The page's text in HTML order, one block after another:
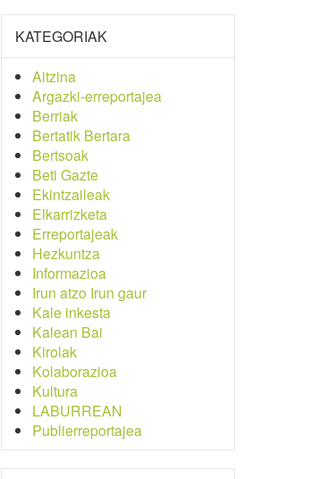
KATEGORIAK
Aitzina
Argazki-erreportajea
Berriak
Bertatik Bertara
Bertsoak
Beti Gazte
Ekintzaileak
Elkarrizketa
Erreportajeak
Hezkuntza
Informazioa
Irun atzo Irun gaur
Kale inkesta
Kalean Bai
Kirolak
Kolaborazioa
Kultura
LABURREAN
Publierreportajea